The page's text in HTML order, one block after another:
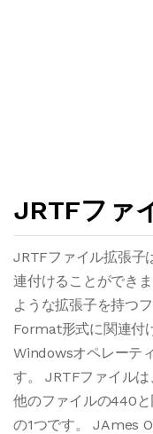
JRTFファ
JRTFファイル拡張子
連付けることができ
ような拡張子を持つ
Format形式に関連付
Windowsオペレーテ
す。 JRTFファイル
他のファイルの440と
の1つです。 JAmes